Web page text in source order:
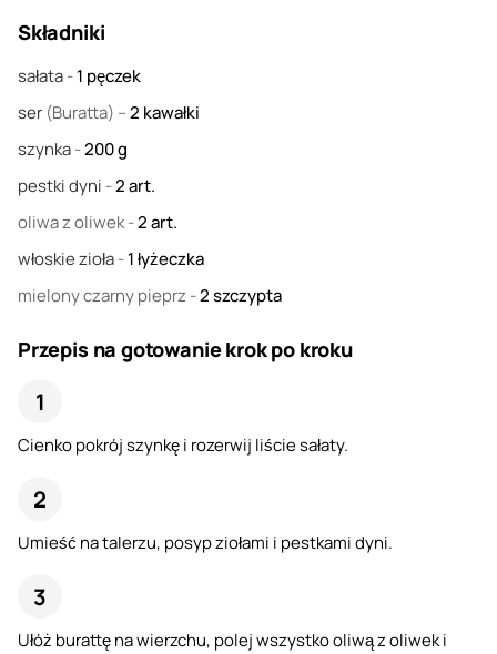
Składniki
sałata-1 pęczek
ser (Buratta) –2 kawałki
szynka-200g
pestki dyni -2art.
oliwa z oliwek-2art.
włoskie zioła-1łyżeczka
mielony czarny pieprz -2szczypta
Przepis na gotowanie krok po kroku
Cienko pokrój szynkę i rozerwij liście sałaty.
Umieść na talerzu, posyp ziołami i pestkami dyni.
Ułóż burattę na wierzchu, polej wszystko oliwą z oliwek i